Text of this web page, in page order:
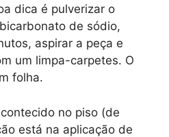
dica é pulverizar o
de sódio,
aspirar a peça e
um limpa-carpetes. O
folha.
no piso (de
está na aplicação de